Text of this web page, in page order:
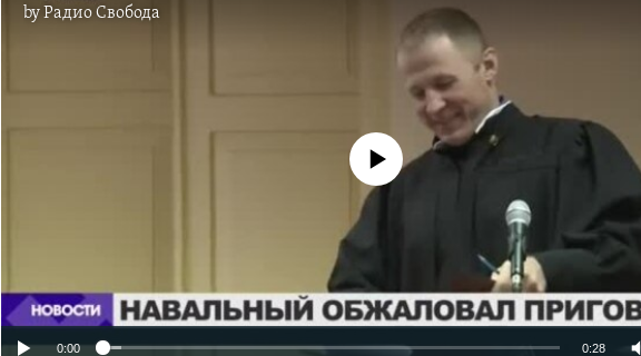
byРадио Свобода
No media source currently available
0:00 0:28